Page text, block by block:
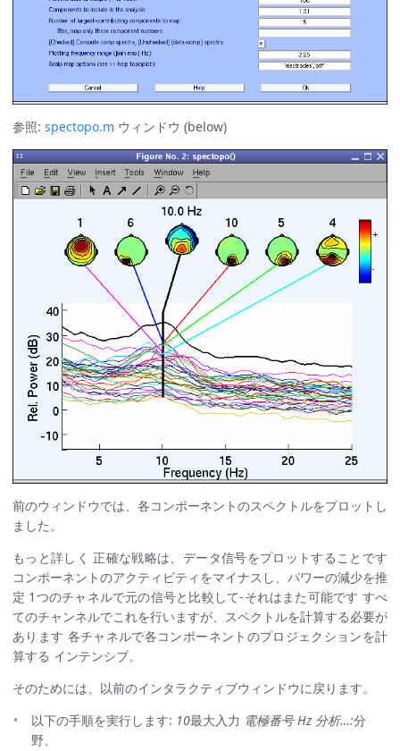
参照: spectopo.m ウィンドウ (below)
前のウィンドウでは、各コンポーネントのスペクトルをプロットし
ました。
もっと詳しく 正確な戦略は、データ信号をプロットすることです
コンポーネントのアクティビティをマイナスし、パワーの減少を推
定 1つのチャネルで元の信号と比較して-それはまた可能です すべ
てのチャンネルでこれを行いますが、スペクトルを計算する必要が
あります 各チャネルで各コンポーネントのプロジェクションを計
算する インテンシブ。
そのためには、以前のインタラクティブウィンドウに戻ります。
以下の手順を実行します: 10最大入力 電極番号 Hz 分析…:分
野、